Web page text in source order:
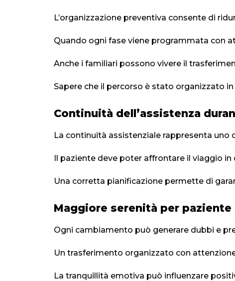
L’organizzazione preventiva consente di
Quando ogni fase viene programmata con
Anche i familiari possono vivere il
Sapere che il percorso è stato organizzato
Continuità dell’assistenza
La continuità assistenziale rappresenta
Il paziente deve poter affrontare il viaggio
Una corretta pianificazione permette di
Maggiore serenità per
Ogni cambiamento può generare dubbi e
Un trasferimento organizzato con
La tranquillità emotiva può influenzare